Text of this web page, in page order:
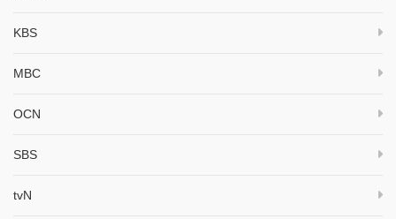
KBS
MBC
OCN
SBS
tvN